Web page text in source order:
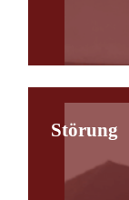
Störung